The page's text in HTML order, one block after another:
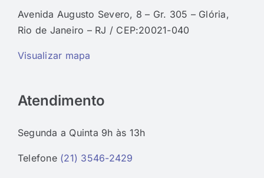
Avenida Augusto Severo, 8 – Gr. 305 – Glória,
Rio de Janeiro – RJ / CEP:20021-040
Visualizar mapa
Atendimento
Segunda a Quinta 9h às 13h
Telefone (21) 3546-2429